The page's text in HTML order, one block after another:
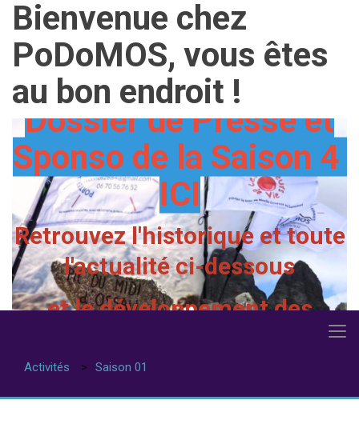
Bienvenue chez
PoDoMOS, vous êtes
au bon endroit !
Présentation de
PoDoMOS en 1 mn ICI
Dossier de Presse et
Sponso de la Saison 4
ICI
Retrouvez l'historique et toute
l'actualité ci-dessous
et le développement des
ACTIVITÉS / SAISON
Activités Saison 01